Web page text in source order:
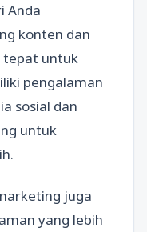
Anda
konten dan
tepat untuk
pengalaman
sosial dan
untuk
juga
yang lebih